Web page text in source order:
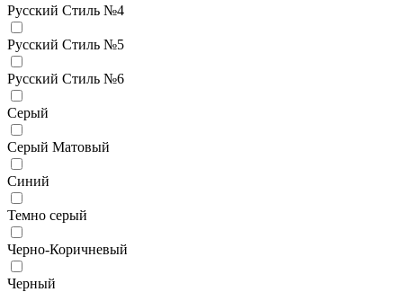
Русский Стиль №4
Русский Стиль №5
Русский Стиль №6
Серый
Серый Матовый
Синий
Темно серый
Черно-Коричневый
Черный